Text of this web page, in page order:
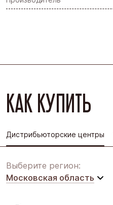
КАК КУПИТЬ
Дистрибьюторские центры
Выберите регион:
Московская область